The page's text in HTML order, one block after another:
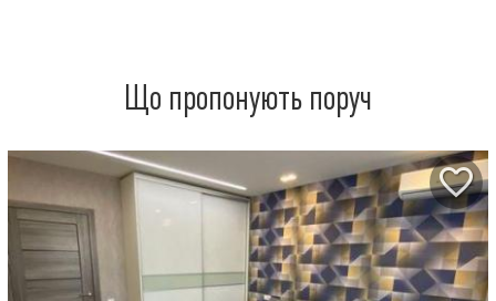
Що пропонують поруч